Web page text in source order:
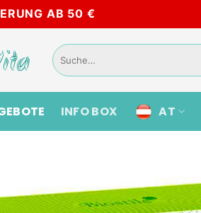
AB 50 €
Suche
nach:
INFO BOX AT